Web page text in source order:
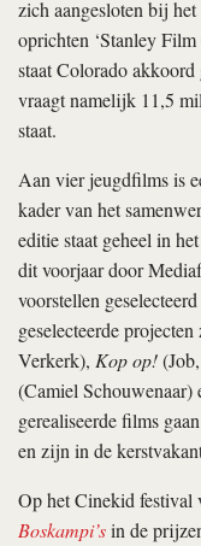
zich aangesloten bij
oprichten ‘Stanley
staat Colorado
vraagt namelijk 11,5
staat.
Aan vier jeugdfilms is
kader van het
editie staat geheel in
dit voorjaar door
voorstellen
geselecteerde
Verkerk), Kop op!
(Camiel Schouwenaar)
gerealiseerde films
en zijn in de
Op het Cinekid festival
Boskampi’sin de